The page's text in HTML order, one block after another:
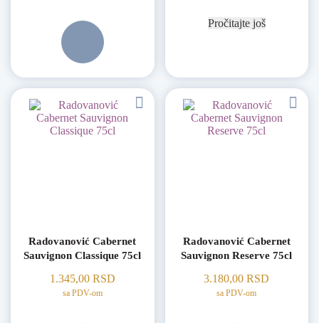
Pročitajte još
Radovanović Cabernet
Sauvignon Classique 75cl
1.345,00 RSD
sa PDV-om
Radovanović Cabernet
Sauvignon Reserve 75cl
3.180,00RSD
sa PDV-om